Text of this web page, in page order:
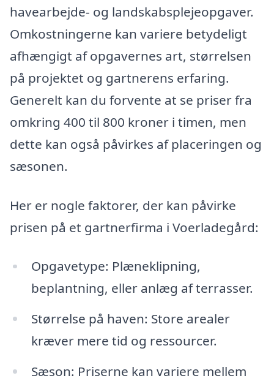
havearbejde- og landskabsplejeopgaver.
Omkostningerne kan variere betydeligt
afhængigt af opgavernes art, størrelsen
på projektet og gartnerens erfaring.
Generelt kan du forvente at se priser fra
omkring 400 til 800 kroner i timen, men
dette kan også påvirkes af placeringen og
sæsonen.
Her er nogle faktorer, der kan påvirke
prisen på et gartnerfirma i Voerladegård:
Opgavetype: Plæneklipning,
beplantning, eller anlæg af terrasser.
Størrelse på haven: Store arealer
kræver mere tid og ressourcer.
Sæson: Priserne kan variere mellem